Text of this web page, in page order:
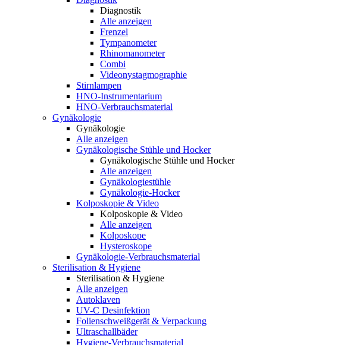
Diagnostik
Alle anzeigen
Frenzel
Tympanometer
Rhinomanometer
Combi
Videonystagmographie
Stirnlampen
HNO-Instrumentarium
HNO-Verbrauchsmaterial
Gynäkologie
Gynäkologie
Alle anzeigen
Gynäkologische Stühle und Hocker
Gynäkologische Stühle und Hocker
Alle anzeigen
Gynäkologiestühle
Gynäkologie-Hocker
Kolposkopie & Video
Kolposkopie & Video
Alle anzeigen
Kolposkope
Hysteroskope
Gynäkologie-Verbrauchsmaterial
Sterilisation & Hygiene
Sterilisation & Hygiene
Alle anzeigen
Autoklaven
UV-C Desinfektion
Folienschweißgerät & Verpackung
Ultraschallbäder
Hygiene-Verbrauchsmaterial